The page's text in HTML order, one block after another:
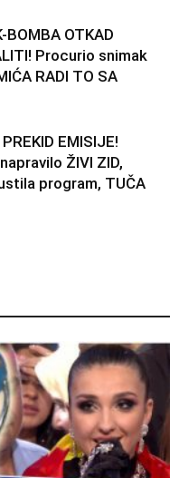
BOMBA OTKAD
Procurio snimak
RADI TO SA
EMISIJE!
ŽIVI ZID,
program, TUČA